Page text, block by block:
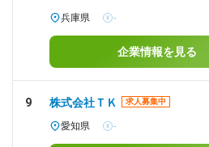
兵庫県 -
企業情報を見る
9 株式会社ＴＫ 求人募集中
愛知県 -